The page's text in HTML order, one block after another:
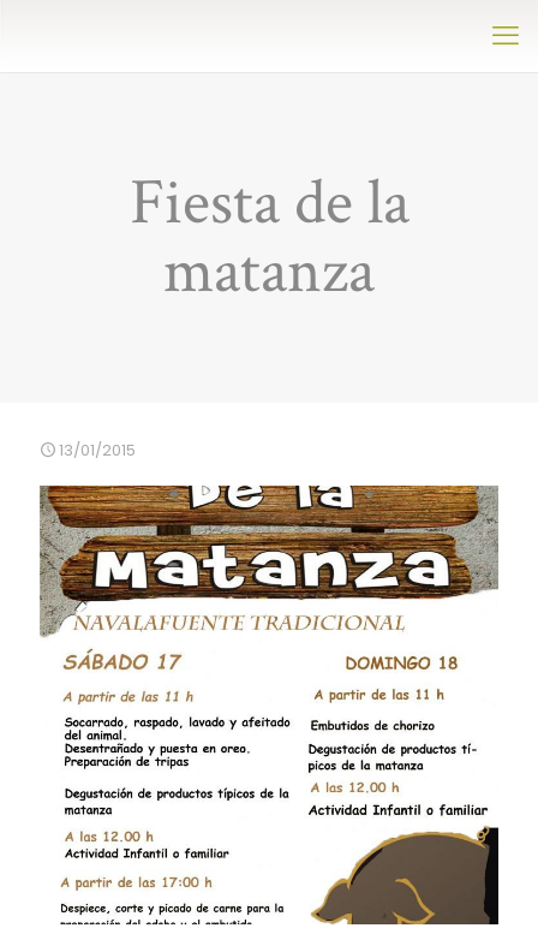
Fiesta de la
matanza
13/01/2015